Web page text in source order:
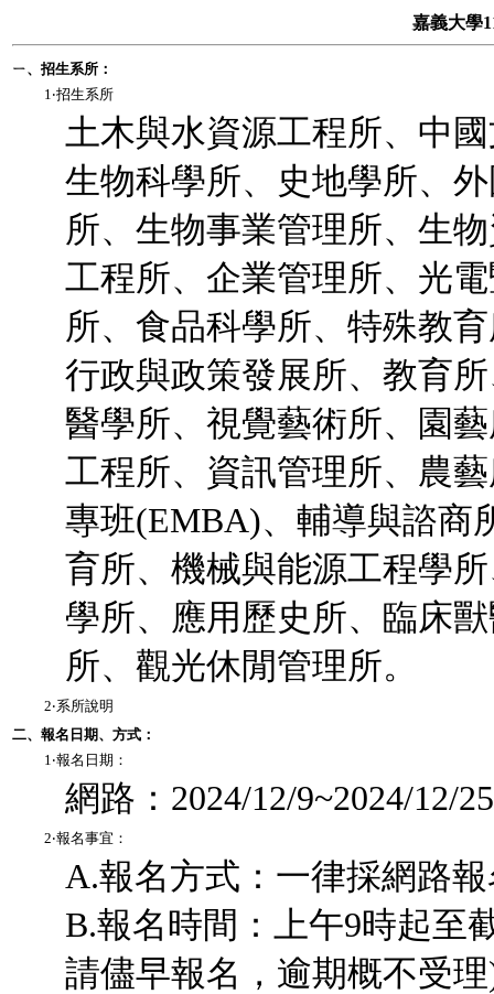
嘉義大學
ㄧ、招生系所：
1‧招生系所
土木與水資源工程所、中
生物科學所、史地學所、
所、生物事業管理所、生
工程所、企業管理所、光
所、食品科學所、特殊教
行政與政策發展所、教育
醫學所、視覺藝術所、園
工程所、資訊管理所、農
專班(EMBA)、輔導與諮商
育所、機械與能源工程學
學所、應用歷史所、臨床
所、觀光休閒管理所。
2‧系所說明
二、報名日期、方式：
1‧報名日期：
網路：2024/12/9~2024/12/25
2‧報名事宜：
A.報名方式：一律採網路
B.報名時間：上午9時起至
請儘早報名，逾期概不受